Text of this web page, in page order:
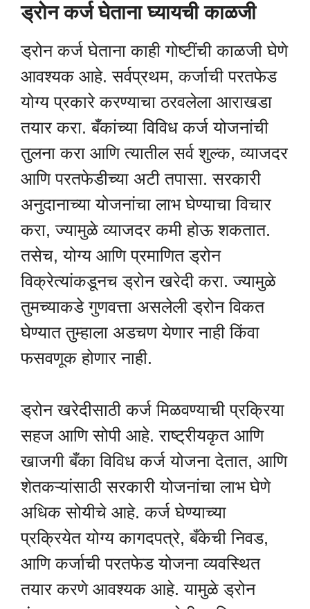
ड्रोन कर्ज घेताना घ्यायची काळजी
ड्रोन कर्ज घेताना काही गोष्टींची काळजी घेणे
आवश्यक आहे. सर्वप्रथम, कर्जाची परतफेड
योग्य प्रकारे करण्याचा ठरवलेला आराखडा
तयार करा. बँकांच्या विविध कर्ज योजनांची
तुलना करा आणि त्यातील सर्व शुल्क, व्याजदर
आणि परतफेडीच्या अटी तपासा. सरकारी
अनुदानाच्या योजनांचा लाभ घेण्याचा विचार
करा, ज्यामुळे व्याजदर कमी होऊ शकतात.
तसेच, योग्य आणि प्रमाणित ड्रोन
विक्रेत्यांकडूनच ड्रोन खरेदी करा. ज्यामुळे
तुमच्याकडे गुणवत्ता असलेली ड्रोन विकत
घेण्यात तुम्हाला अडचण येणार नाही किंवा
फसवणूक होणार नाही.
ड्रोन खरेदीसाठी कर्ज मिळवण्याची प्रक्रिया
सहज आणि सोपी आहे. राष्ट्रीयकृत आणि
खाजगी बँका विविध कर्ज योजना देतात, आणि
शेतकऱ्यांसाठी सरकारी योजनांचा लाभ घेणे
अधिक सोयीचे आहे. कर्ज घेण्याच्या
प्रक्रियेत योग्य कागदपत्रे, बँकेची निवड,
आणि कर्जाची परतफेड योजना व्यवस्थित
तयार करणे आवश्यक आहे. यामुळे ड्रोन